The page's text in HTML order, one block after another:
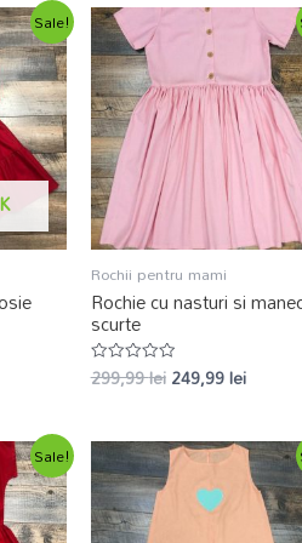
Sale!
Rochii pentru mami
Rochie cu nasturi si
scurte
Evaluat
la
299,99lei 249,99lei
Sale!